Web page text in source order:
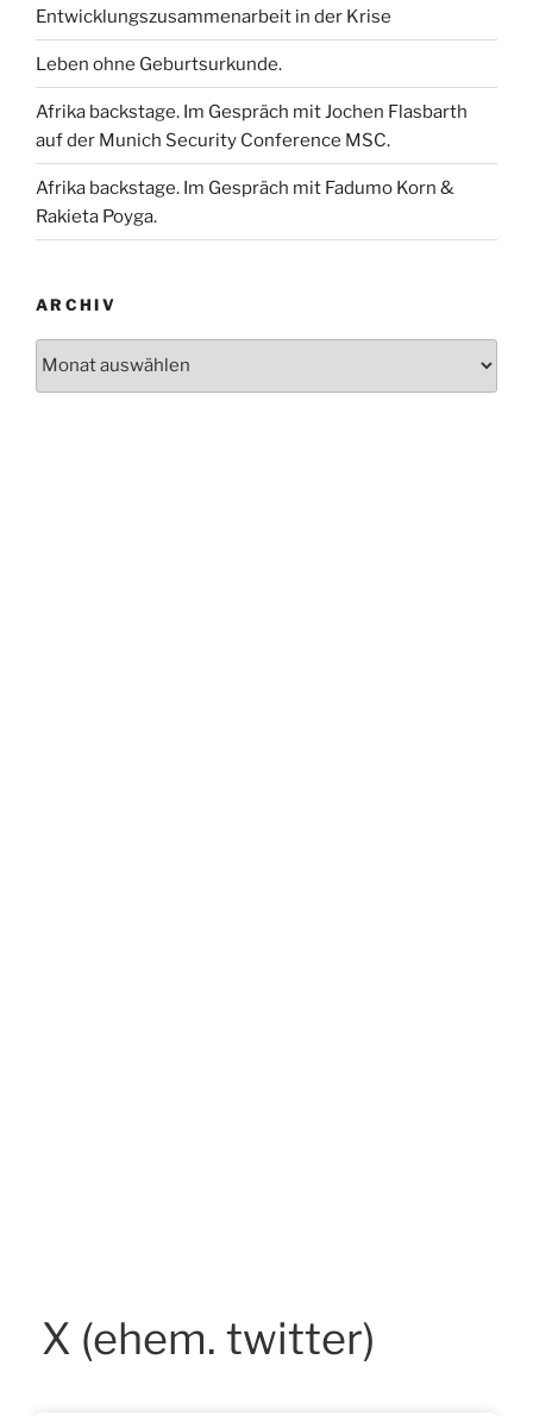
Entwicklungszusammenarbeit in der Krise
Leben ohne Geburtsurkunde.
Afrika backstage. Im Gespräch mit Jochen Flasbarth
auf der Munich Security Conference MSC.
Afrika backstage. Im Gespräch mit Fadumo Korn &
Rakieta Poyga.
ARCHIV
X (ehem. twitter)